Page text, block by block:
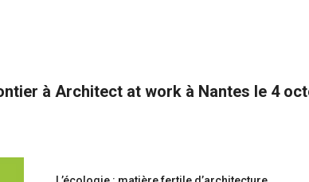
à Architect at work à Nantes le 4